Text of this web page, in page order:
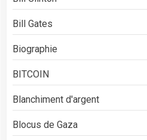
Bill Gates
Biographie
BITCOIN
Blanchiment d'argent
Blocus de Gaza